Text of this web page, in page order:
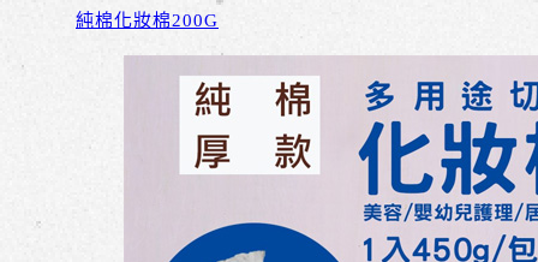
純棉化妝棉200G